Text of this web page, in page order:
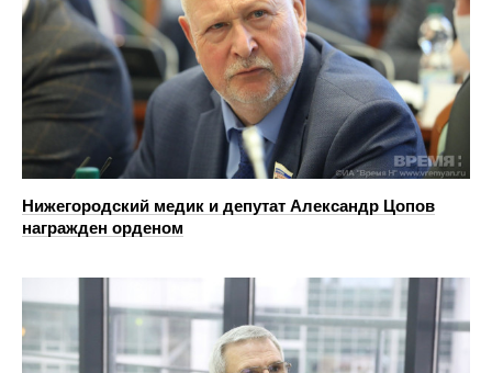
Нижегородский медик и депутат Александр Цопов
награжден орденом